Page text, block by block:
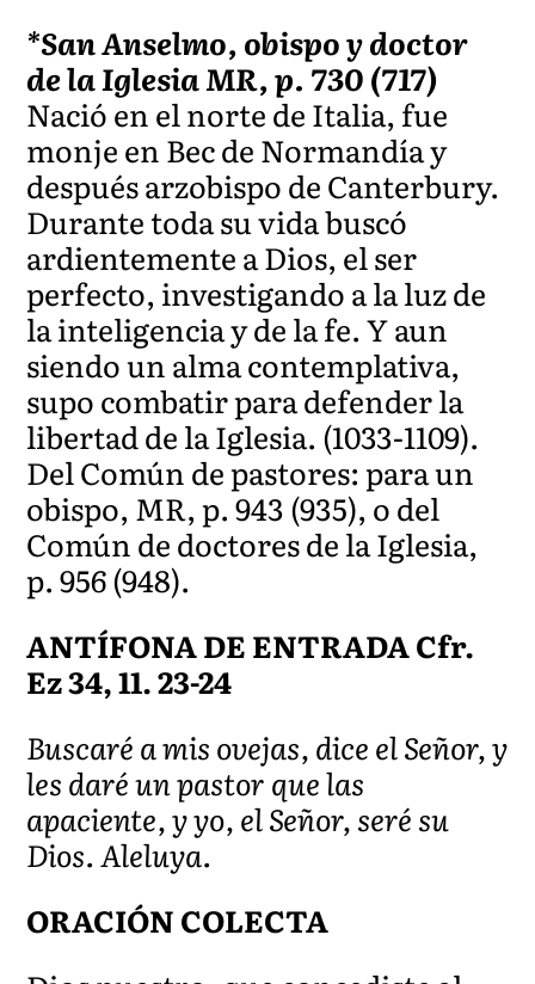
*San Anselmo, obispo y doctor
de la Iglesia MR, p. 730 (717)
Nació en el norte de Italia, fue
monje en Bec de Normandía y
después arzobispo de Canterbury.
Durante toda su vida buscó
ardientemente a Dios, el ser
perfecto, investigando a la luz de
la inteligencia y de la fe. Y aun
siendo un alma contemplativa,
supo combatir para defender la
libertad de la Iglesia. (1033-1109).
Del Común de pastores: para un
obispo, MR, p. 943 (935), o del
Común de doctores de la Iglesia,
p. 956 (948).
ANTÍFONA DE ENTRADA Cfr.
Ez 34, 11. 23-24
Buscaré a mis ovejas, dice el Señor, y
les daré un pastor que las
apaciente, y yo, el Señor, seré su
Dios. Aleluya.
ORACIÓN COLECTA